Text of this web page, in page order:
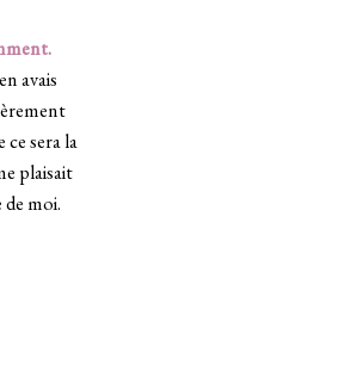
avais
sera la
plaisait
de moi.